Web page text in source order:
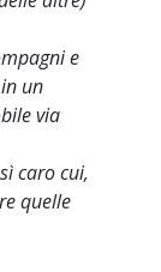
e
un
via
caro cui,
quelle